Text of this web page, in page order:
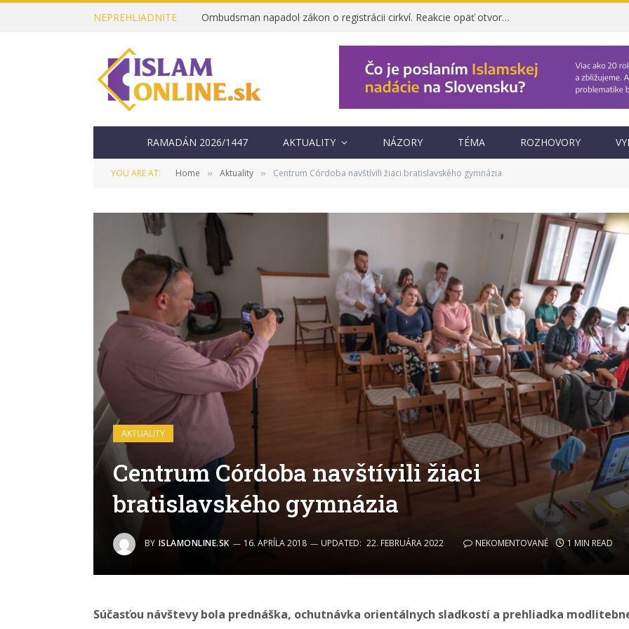
NEPREHLIADNITE Ombudsman napadol zákon o registrácii cirkví. Reakcie opäť otvorili otázku, prečo vznikol
RAMADÁN 2026/1447 AKTUALITY NÁZORY TÉMA ROZHOVORY
YOU ARE AT: Home » Aktuality » Centrum Córdoba navštívili žiaci bratislavského gymnázia
AKTUALITY
Centrum Córdoba navštívili žiaci
bratislavského gymnázia
BY ISLAMONLINE.SK 16. APRÍLA 2018 UPDATED: 22. FEBRUÁRA 2022 NEKOMENTOVANÉ 1 MIN READ
Súčasťou návštevy bola prednáška, ochutnávka orientálnych sladkostí a prehliadka